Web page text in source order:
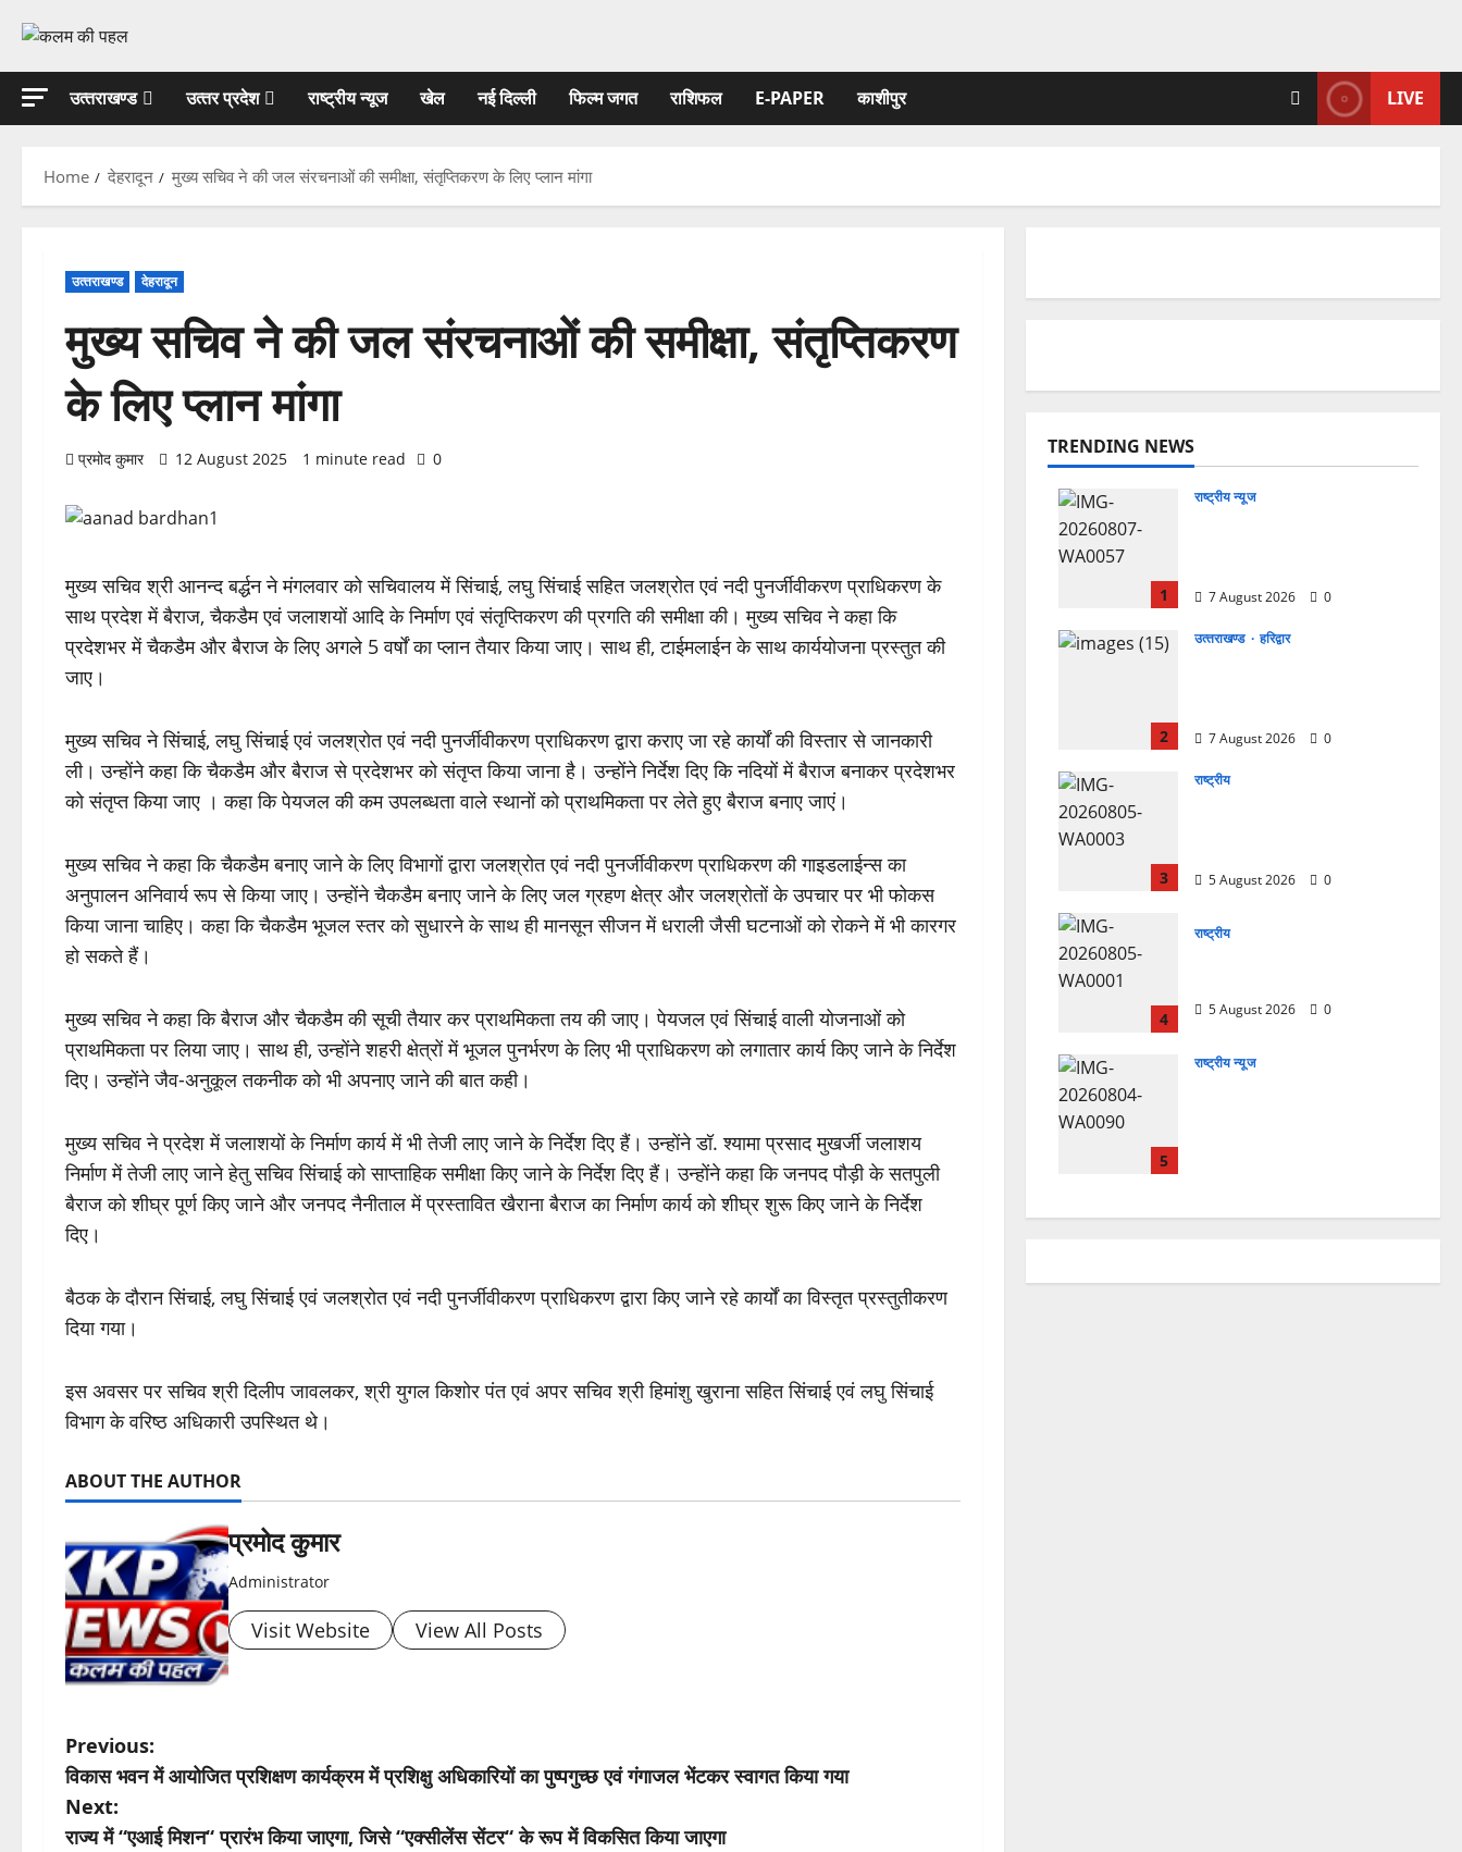
content
उत्‍तराखण्‍ड
उत्‍तर प्रदेश राष्ट्रीय न्यूज खेल नई दिल्ली फिल्‍म जगत राशिफल E-PAPER काशीपुर LIVE
Home देहरादून मुख्य सचिव ने की जल संरचनाओं की समीक्षा, संतृप्तिकरण के लिए प्लान मांगा
उत्‍तराखण्‍ड देहरादून
मुख्य सचिव ने की जल संरचनाओं की समीक्षा, संतृप्तिकरण
के लिए प्लान मांगा
प्रमोद कुमार 12 August 2025 1 minute read 0
मुख्य सचिव श्री आनन्द बर्द्धन ने मंगलवार को सचिवालय में सिंचाई, लघु सिंचाई सहित जलश्रोत एवं नदी पुनर्जीवीकरण प्राधिकरण के
साथ प्रदेश में बैराज, चैकडैम एवं जलाशयों आदि के निर्माण एवं संतृप्तिकरण की प्रगति की समीक्षा की। मुख्य सचिव ने कहा कि
प्रदेशभर में चैकडैम और बैराज के लिए अगले 5 वर्षों का प्लान तैयार किया जाए। साथ ही, टाईमलाईन के साथ कार्ययोजना प्रस्तुत की
जाए।
मुख्य सचिव ने सिंचाई, लघु सिंचाई एवं जलश्रोत एवं नदी पुनर्जीवीकरण प्राधिकरण द्वारा कराए जा रहे कार्यों की विस्तार से जानकारी
ली। उन्होंने कहा कि चैकडैम और बैराज से प्रदेशभर को संतृप्त किया जाना है। उन्होंने निर्देश दिए कि नदियों में बैराज बनाकर प्रदेशभर
को संतृप्त किया जाए । कहा कि पेयजल की कम उपलब्धता वाले स्थानों को प्राथमिकता पर लेते हुए बैराज बनाए जाएं।
मुख्य सचिव ने कहा कि चैकडैम बनाए जाने के लिए विभागों द्वारा जलश्रोत एवं नदी पुनर्जीवीकरण प्राधिकरण की गाइडलाईन्स का
अनुपालन अनिवार्य रूप से किया जाए। उन्होंने चैकडैम बनाए जाने के लिए जल ग्रहण क्षेत्र और जलश्रोतों के उपचार पर भी फोकस
किया जाना चाहिए। कहा कि चैकडैम भूजल स्तर को सुधारने के साथ ही मानसून सीजन में धराली जैसी घटनाओं को रोकने में भी कारगर
हो सकते हैं।
मुख्य सचिव ने कहा कि बैराज और चैकडैम की सूची तैयार कर प्राथमिकता तय की जाए। पेयजल एवं सिंचाई वाली योजनाओं को
प्राथमिकता पर लिया जाए। साथ ही, उन्होंने शहरी क्षेत्रों में भूजल पुनर्भरण के लिए भी प्राधिकरण को लगातार कार्य किए जाने के निर्देश
दिए। उन्होंने जैव-अनुकूल तकनीक को भी अपनाए जाने की बात कही।
मुख्य सचिव ने प्रदेश में जलाशयों के निर्माण कार्य में भी तेजी लाए जाने के निर्देश दिए हैं। उन्होंने डॉ. श्यामा प्रसाद मुखर्जी जलाशय
निर्माण में तेजी लाए जाने हेतु सचिव सिंचाई को साप्ताहिक समीक्षा किए जाने के निर्देश दिए हैं। उन्होंने कहा कि जनपद पौड़ी के सतपुली
बैराज को शीघ्र पूर्ण किए जाने और जनपद नैनीताल में प्रस्तावित खैराना बैराज का निर्माण कार्य को शीघ्र शुरू किए जाने के निर्देश
दिए।
बैठक के दौरान सिंचाई, लघु सिंचाई एवं जलश्रोत एवं नदी पुनर्जीवीकरण प्राधिकरण द्वारा किए जाने रहे कार्यों का विस्तृत प्रस्तुतीकरण
दिया गया।
इस अवसर पर सचिव श्री दिलीप जावलकर, श्री युगल किशोर पंत एवं अपर सचिव श्री हिमांशु खुराना सहित सिंचाई एवं लघु सिंचाई
विभाग के वरिष्ठ अधिकारी उपस्थित थे।
ABOUT THE AUTHOR
प्रमोद कुमार
Administrator
Visit Website View All Posts
P
o
s
Previous:
विकास भवन में आयोजित प्रशिक्षण कार्यक्रम में प्रशिक्षु अधिकारियों का पुष्पगुच्छ एवं गंगाजल भेंटकर स्वागत किया गया
Next:
राज्य में “एआई मिशन“ प्रारंभ किया जाएगा, जिसे “एक्सीलेंस सेंटर“ के रूप में विकसित किया जाएगा
TRENDING NEWS
1
राष्ट्रीय न्यूज
7 August 2026 0
2
उत्‍तराखण्‍ड हरिद्वार
7 August 2026 0
3
राष्ट्रीय
5 August 2026 0
4
राष्ट्रीय
5 August 2026 0
5
राष्ट्रीय न्यूज